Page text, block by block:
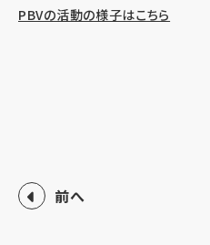
PBVの活動の様子はこちら
前へ